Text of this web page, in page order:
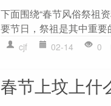
下面围绕“春节风俗祭祖
要节日，祭祖是其中重
cjf 02-14 0
春节上坟上什